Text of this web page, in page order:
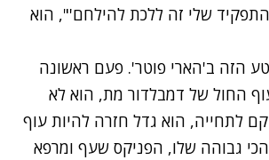
שלי זה ללכת להילחם'", הוא
הזה ב'הארי פוטר'. פעם ראשונה
החול של דמבלדור מת, הוא לא
קם לתחייה, הוא גדל חזרה להיות עוף
גבוהה שלו, הפניקס שעף ומרפא